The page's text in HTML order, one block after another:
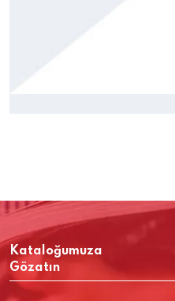
Kataloğumuza
Gözatın